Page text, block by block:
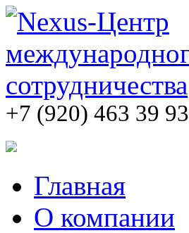
+7 (920) 463 39 93
Главная
О компании